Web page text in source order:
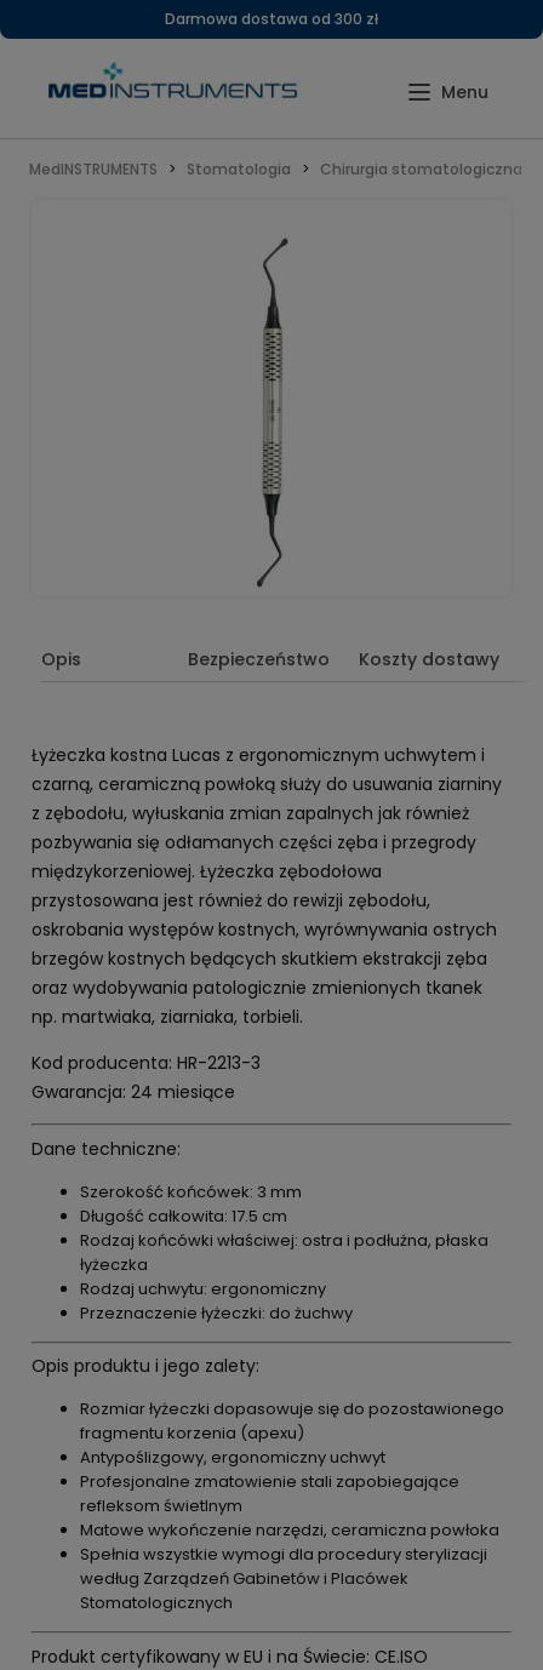
Darmowa dostawa od 300 zł
MedINSTRUMENTS Stomatologia Chirurgia stomatologiczna
Opis Bezpieczeństwo Koszty dostawy
Łyżeczka kostna Lucas z ergonomicznym uchwytem i
czarną, ceramiczną powłoką służy do usuwania ziarniny
z zębodołu, wyłuskania zmian zapalnych jak również
pozbywania się odłamanych części zęba i przegrody
międzykorzeniowej. Łyżeczka zębodołowa
przystosowana jest również do rewizji zębodołu,
oskrobania występów kostnych, wyrównywania ostrych
brzegów kostnych będących skutkiem ekstrakcji zęba
oraz wydobywania patologicznie zmienionych tkanek
np. martwiaka, ziarniaka, torbieli.
Kod producenta: HR-2213-3
Gwarancja: 24 miesiące
Dane techniczne:
Szerokość końcówek: 3 mm
Długość całkowita: 17.5 cm
Rodzaj końcówki właściwej: ostra i podłużna, płaska
łyżeczka
Rodzaj uchwytu: ergonomiczny
Przeznaczenie łyżeczki: do żuchwy
Opis produktu i jego zalety:
Rozmiar łyżeczki dopasowuje się do pozostawionego
fragmentu korzenia (apexu)
Antypoślizgowy, ergonomiczny uchwyt
Profesjonalne zmatowienie stali zapobiegające
refleksom świetlnym
Matowe wykończenie narzędzi, ceramiczna powłoka
Spełnia wszystkie wymogi dla procedury sterylizacji
według Zarządzeń Gabinetów i Placówek
Stomatologicznych
Produkt certyfikowany w EU i na Świecie: CE.ISO